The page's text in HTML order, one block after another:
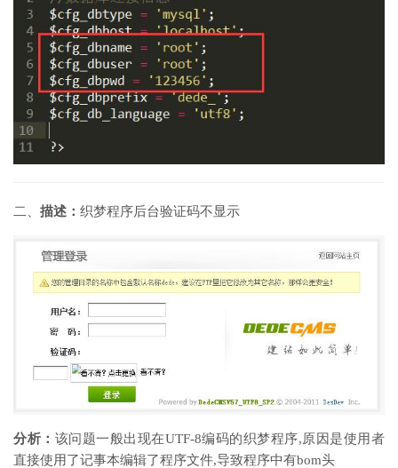
二、 描述： 织梦程序后台验证码不显示
分析： 该问题一般出现在UTF-8编码的织梦程序,原因是使用者
直接使用了记事本编辑了程序文件,导致程序中有bom头